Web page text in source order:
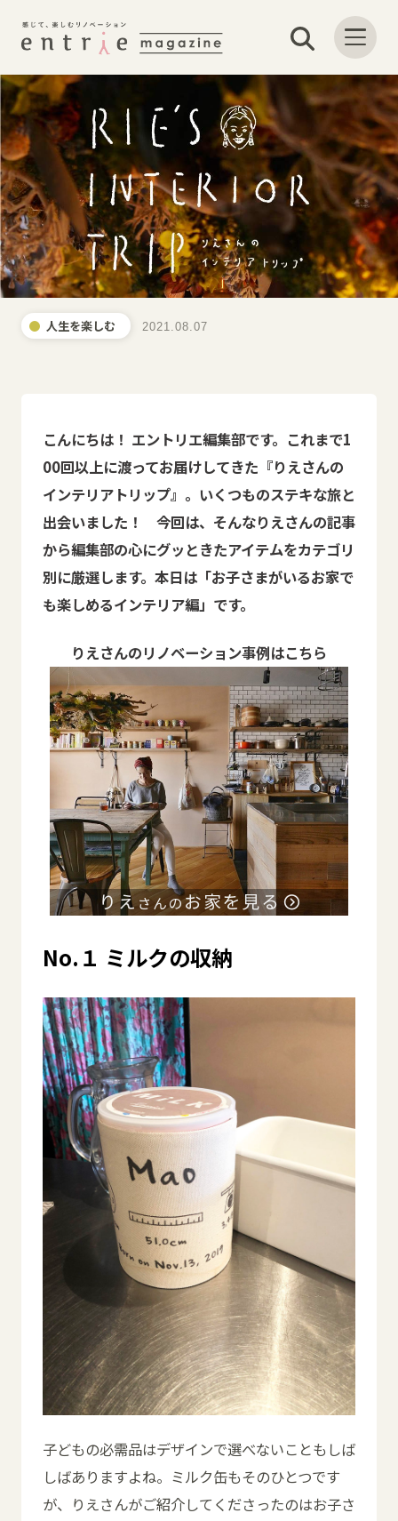
人生を楽しむ 2021.08.07
こんにちは！ エントリエ編集部です。これまで1
00回以上に渡ってお届けしてきた『りえさんの
インテリアトリップ』。いくつものステキな旅と
出会いました！ 今回は、そんなりえさんの記事
から編集部の心にグッときたアイテムをカテゴリ
別に厳選します。本日は「お子さまがいるお家で
も楽しめるインテリア編」です。
りえさんのリノベーション事例はこちら
No.１ ミルクの収納
子どもの必需品はデザインで選べないこともしば
しばありますよね。ミルク缶もそのひとつです
が、りえさんがご紹介してくださったのはお子さ